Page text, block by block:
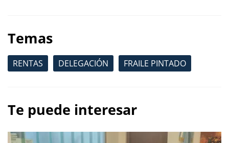
Temas
RENTAS DELEGACIÓN FRAILE PINTADO
Te puede interesar